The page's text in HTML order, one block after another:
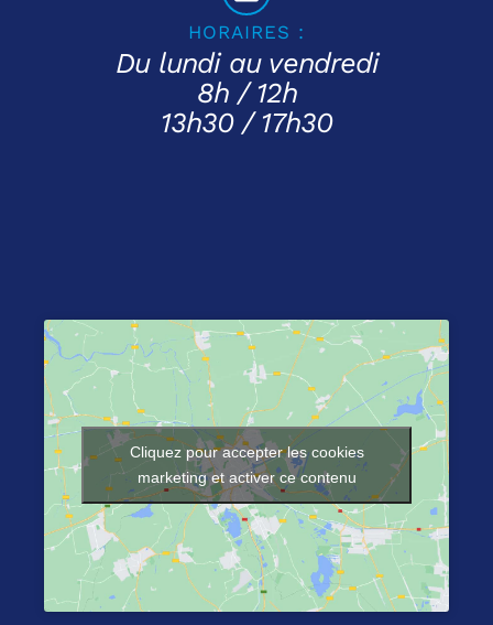
HORAIRES :
Du lundi au vendredi
8h / 12h
13h30 / 17h30
Cliquez pour accepter les cookies
marketing et activer ce contenu